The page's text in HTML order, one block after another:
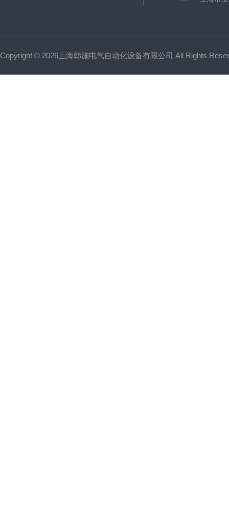
Copyright © 2026上海韩施电气自动化设备有限公司 All Rights